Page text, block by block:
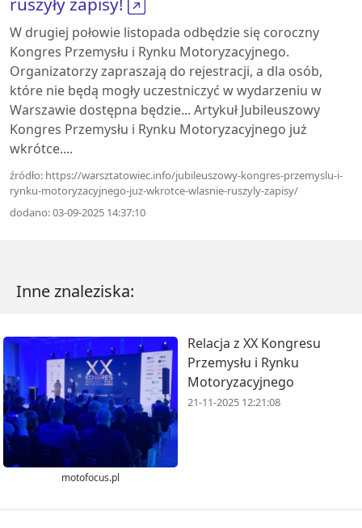
W drugiej połowie listopada odbędzie się coroczny
Kongres Przemysłu i Rynku Motoryzacyjnego.
Organizatorzy zapraszają do rejestracji, a dla osób,
które nie będą mogły uczestniczyć w wydarzeniu w
Warszawie dostępna będzie... Artykuł Jubileuszowy
Kongres Przemysłu i Rynku Motoryzacyjnego już
wkrótce....
źródło: https://warsztatowiec.info/jubileuszowy-kongres-przemyslu-i-
rynku-motoryzacyjnego-juz-wkrotce-wlasnie-ruszyly-zapisy/
dodano: 03-09-2025 14:37:10
Inne znaleziska:
motofocus.pl
Relacja z XX Kongresu
Przemysłu i Rynku
Motoryzacyjnego
21-11-2025 12:21:08